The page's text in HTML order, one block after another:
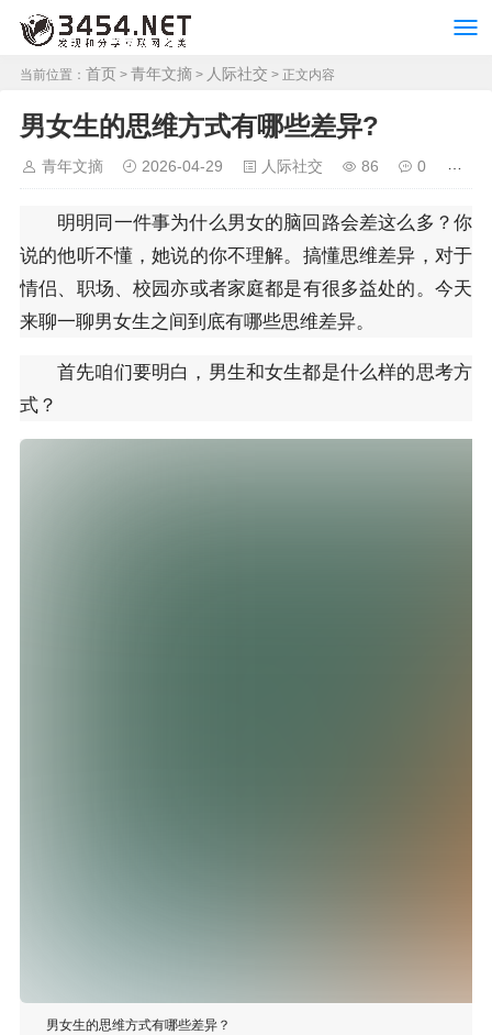
当前位置： 首页 > 青年文摘 > 人际社交 > 正文内容
男女生的思维方式有哪些差异?
青年文摘 2026-04-29 人际社交 86 0
明明同一件事为什么男女的脑回路会差这么多？你
说的他听不懂，她说的你不理解。搞懂思维差异，对于
情侣、职场、校园亦或者家庭都是有很多益处的。今天
来聊一聊男女生之间到底有哪些思维差异。
首先咱们要明白，男生和女生都是什么样的思考方
式？
男女生的思维方式有哪些差异？